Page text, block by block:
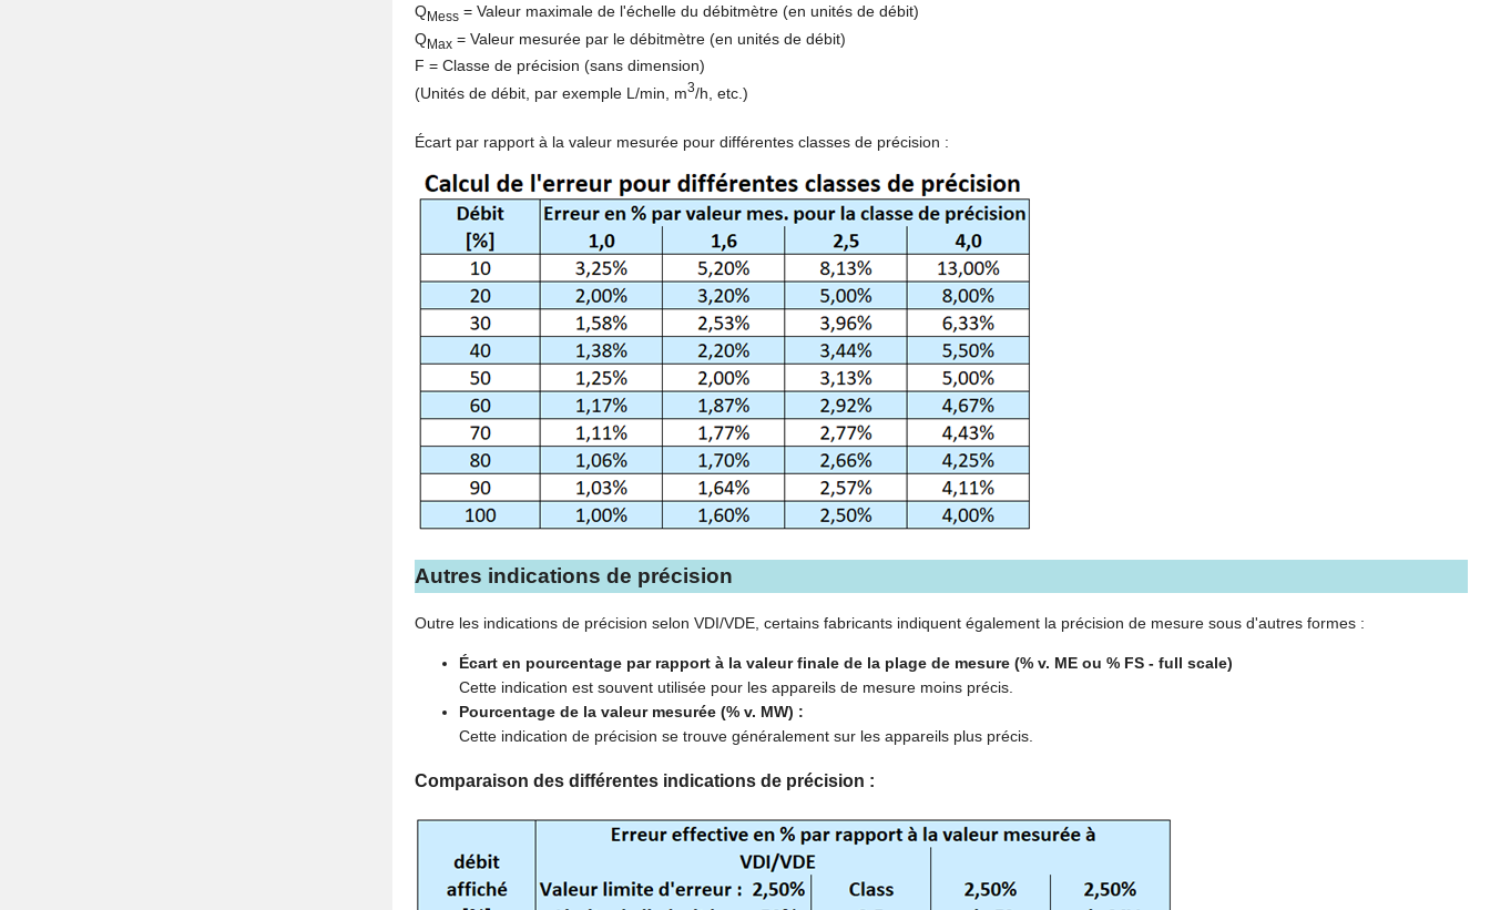
QMess = Valeur maximale de l'échelle du débitmètre (en unités de débit)
QMax = Valeur mesurée par le débitmètre (en unités de débit)
F = Classe de précision (sans dimension)
(Unités de débit, par exemple L/min, m3/h, etc.)
Écart par rapport à la valeur mesurée pour différentes classes de précision :
Autres indications de précision
Outre les indications de précision selon VDI/VDE, certains fabricants indiquent également la précision de mesure sous d'autres formes :
Écart en pourcentage par rapport à la valeur finale de la plage de mesure (% v. ME ou % FS - full scale)
Cette indication est souvent utilisée pour les appareils de mesure moins précis.
Pourcentage de la valeur mesurée (% v. MW) :
Cette indication de précision se trouve généralement sur les appareils plus précis.
Comparaison des différentes indications de précision :